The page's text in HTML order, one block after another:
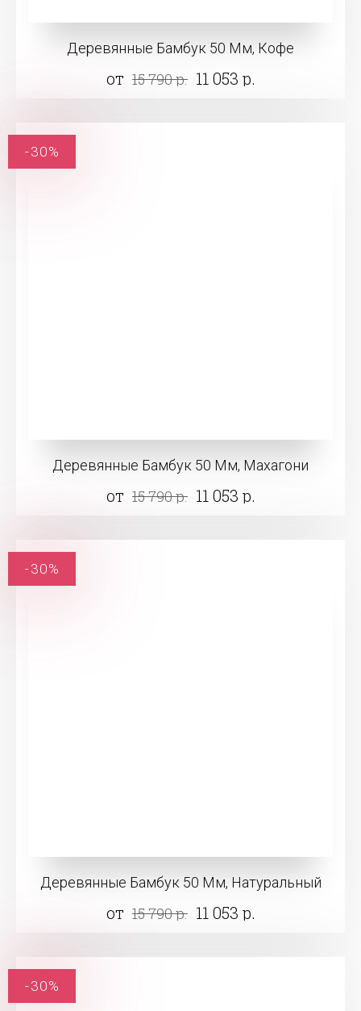
Деревянные Бамбук 50 Мм, Кофе
от 15 790 р. 11 053 р.
Деревянные Бамбук 50 Мм, Махагони
от 15 790 р. 11 053 р.
-30%
Деревянные Бамбук 50 Мм, Натуральный
от 15 790 р. 11 053 р.
-30%
-30%